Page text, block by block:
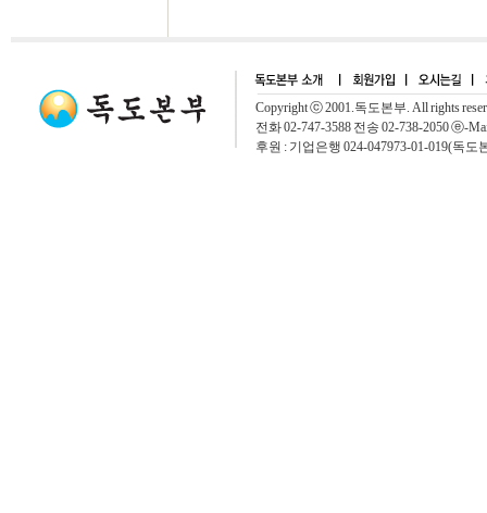
Copyright ⓒ 2001.독도본부. All rights
전화 02-747-3588 전송 02-738-2050 ⓔ-
후원 : 기업은행 024-047973-01-019(독도